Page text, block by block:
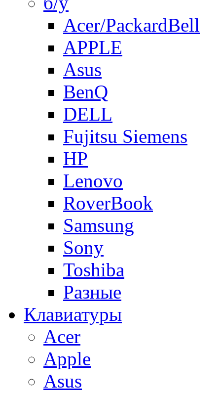
Acer/PackardBell
APPLE
Asus
BenQ
DELL
Fujitsu Siemens
HP
Lenovo
RoverBook
Samsung
Sony
Toshiba
Разные
Клавиатуры
Acer
Apple
Asus